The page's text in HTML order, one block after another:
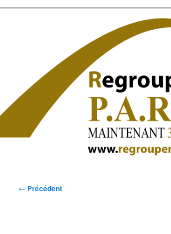
Navigation
← Précédent